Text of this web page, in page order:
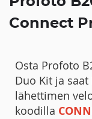
Connect
Osta Profoto
Duo Kit ja
lähettimen
koodilla